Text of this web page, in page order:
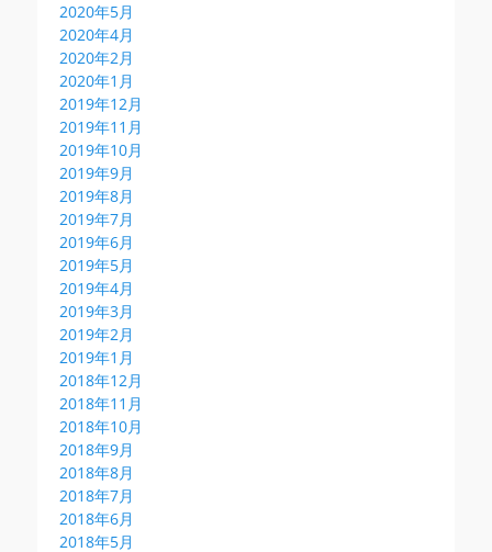
2020年5月
2020年4月
2020年2月
2020年1月
2019年12月
2019年11月
2019年10月
2019年9月
2019年8月
2019年7月
2019年6月
2019年5月
2019年4月
2019年3月
2019年2月
2019年1月
2018年12月
2018年11月
2018年10月
2018年9月
2018年8月
2018年7月
2018年6月
2018年5月